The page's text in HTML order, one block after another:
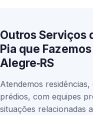
Outros Serviços
Pia que
Alegre‑RS
Atendemos
prédios, com equipes
situações relacionadas